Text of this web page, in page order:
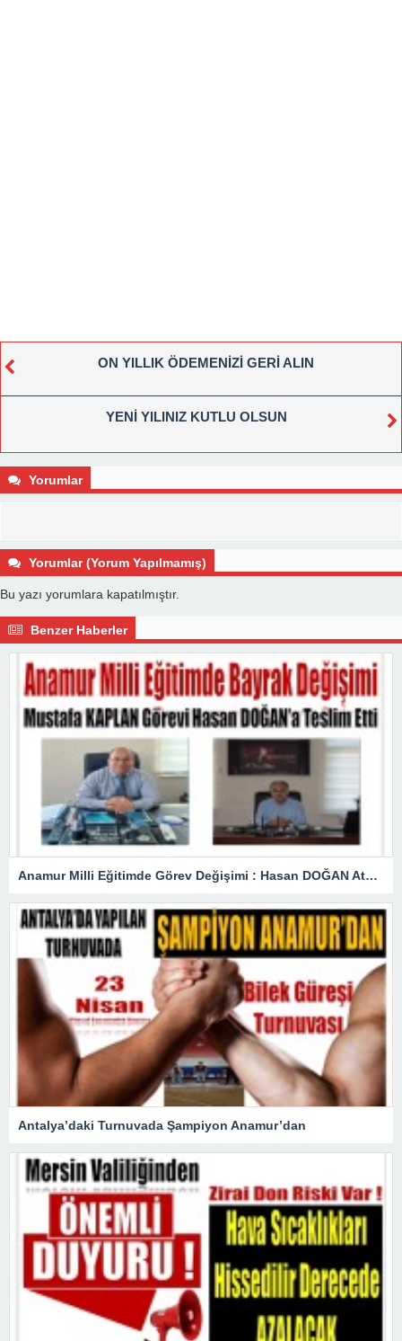
ON YILLIK ÖDEMENİZİ GERİ ALIN
YENİ YILINIZ KUTLU OLSUN
Yorumlar
Yorumlar (Yorum Yapılmamış)
Bu yazı yorumlara kapatılmıştır.
Benzer Haberler
Anamur Milli Eğitimde Görev Değişimi : Hasan DOĞAN Atandı
Antalya’daki Turnuvada Şampiyon Anamur’dan